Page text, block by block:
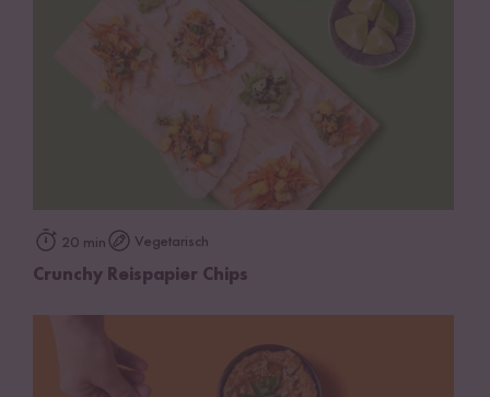
20 min Vegetarisch
Crunchy Reispapier Chips